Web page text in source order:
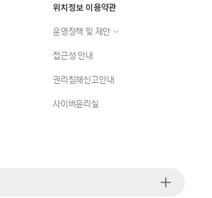
위치정보 이용약관
운영정책 및 제안
접근성 안내
권리침해신고안내
사이버윤리실